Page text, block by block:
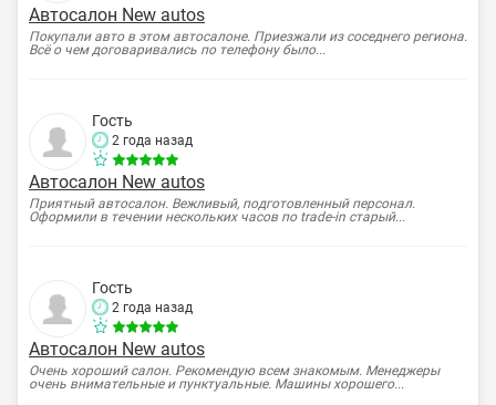
Автосалон New autos
Покупали авто в этом автосалоне. Приезжали из соседнего региона.
Всё о чем договаривались по телефону было...
Гость
2 года назад
Автосалон New autos
Приятный автосалон. Вежливый, подготовленный персонал.
Оформили в течении нескольких часов по trade-in старый...
Гость
2 года назад
Автосалон New autos
Очень хороший салон. Рекомендую всем знакомым. Менеджеры
очень внимательные и пунктуальные. Машины хорошего...